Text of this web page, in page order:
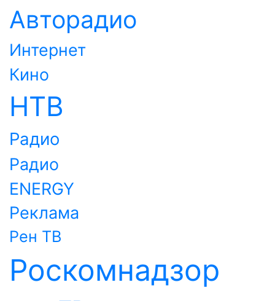
Авторадио
Интернет
Кино
НТВ
Радио
Радио
ENERGY
Реклама
Рен ТВ
Роскомнадзор